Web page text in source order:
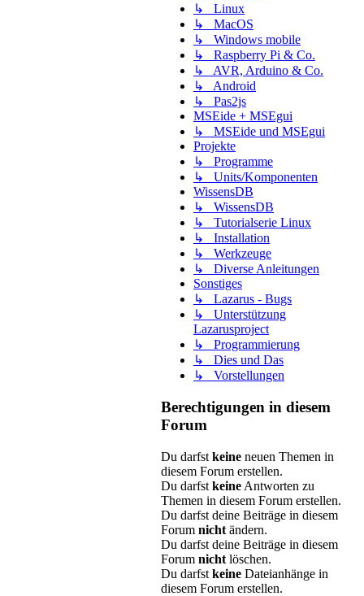
↳ Linux
↳ MacOS
↳ Windows mobile
↳ Raspberry Pi & Co.
↳ AVR, Arduino & Co.
↳ Android
↳ Pas2js
MSEide + MSEgui
↳ MSEide und MSEgui
Projekte
↳ Programme
↳ Units/Komponenten
WissensDB
↳ WissensDB
↳ Tutorialserie Linux
↳ Installation
↳ Werkzeuge
↳ Diverse Anleitungen
Sonstiges
↳ Lazarus - Bugs
↳ Unterstützung
Lazarusproject
↳ Programmierung
↳ Dies und Das
↳ Vorstellungen
Berechtigungen in diesem
Forum
Du darfst keine neuen Themen in
diesem Forum erstellen.
Du darfst keine Antworten zu
Themen in diesem Forum erstellen.
Du darfst deine Beiträge in diesem
Forum nicht ändern.
Du darfst deine Beiträge in diesem
Forum nicht löschen.
Du darfst keine Dateianhänge in
diesem Forum erstellen.